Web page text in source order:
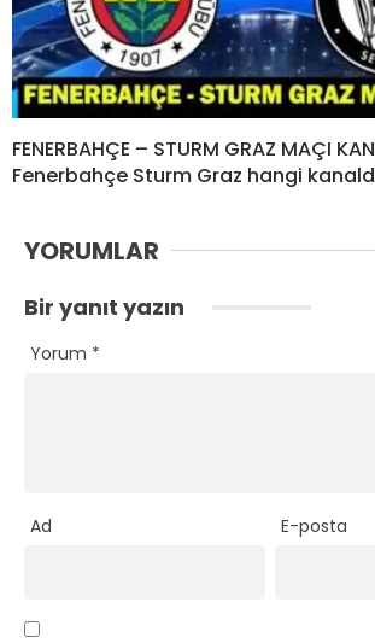
FENERBAHÇE – STURM GRAZ MAÇI
Fenerbahçe Sturm Graz hangi
YORUMLAR
Bir yanıt yazın
Yorum *
Ad E-posta